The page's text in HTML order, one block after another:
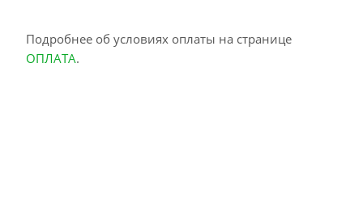
Подробнее об условиях оплаты на странице
ОПЛАТА.